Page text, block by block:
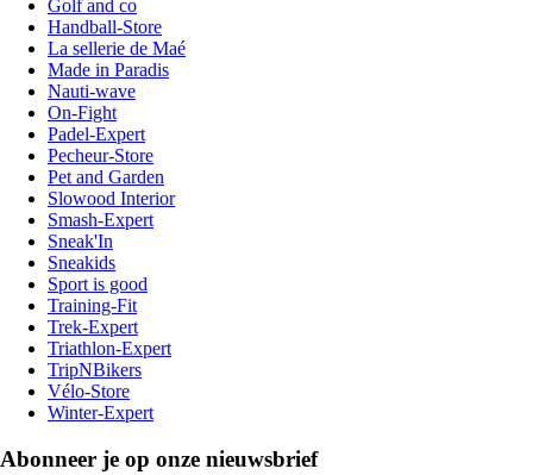
Golf and co
Handball-Store
La sellerie de Maé
Made in Paradis
Nauti-wave
On-Fight
Padel-Expert
Pecheur-Store
Pet and Garden
Slowood Interior
Smash-Expert
Sneak'In
Sneakids
Sport is good
Training-Fit
Trek-Expert
Triathlon-Expert
TripNBikers
Vélo-Store
Winter-Expert
Abonneer je op onze nieuwsbrief